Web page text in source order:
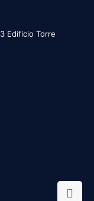
Edificio Torre